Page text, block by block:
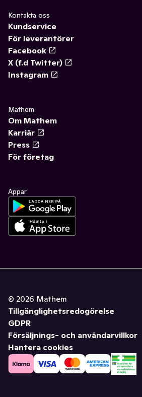
Kontakta oss
Kundservice
För leverantörer
Facebook
X (f.d Twitter)
Instagram
Mathem
Om Mathem
Karriär
Press
För företag
Appar
© 2026 Mathem
Tillgänglighetsredogörelse
GDPR
Försäljnings- och användarvillkor
Hantera cookies